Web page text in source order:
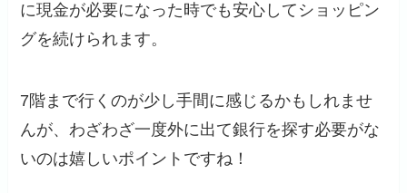
に現金が必要になった時でも安心してショッピン
グを続けられます。
7階まで行くのが少し手間に感じるかもしれませ
んが、わざわざ一度外に出て銀行を探す必要がな
いのは嬉しいポイントですね！